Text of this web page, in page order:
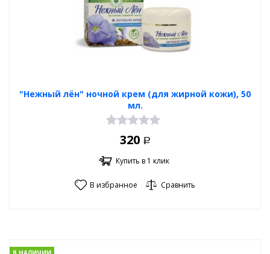
"Нежный лён" ночной крем (для жирной кожи), 50
мл.
320 Р
Купить в 1 клик
В избранное Сравнить